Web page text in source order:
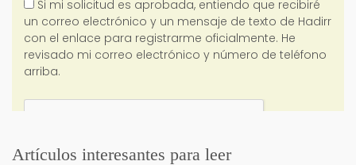
Artículos interesantes para leer